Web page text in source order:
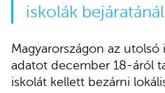
iskolák
Magyarországon az utolsó
adatot december 18-áról
iskolát kellett bezárni